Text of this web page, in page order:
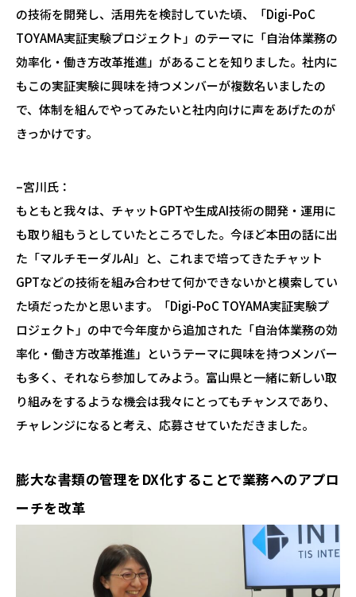
の技術を開発し、活用先を検討していた頃、「Digi-PoC
TOYAMA実証実験プロジェクト」のテーマに「自治体業務の
効率化・働き方改革推進」があることを知りました。社内に
もこの実証実験に興味を持つメンバーが複数名いましたの
で、体制を組んでやってみたいと社内向けに声をあげたのが
きっかけです。
–宮川氏：
もともと我々は、チャットGPTや生成AI技術の開発・運用に
も取り組もうとしていたところでした。今ほど本田の話に出
た「マルチモーダルAI」と、これまで培ってきたチャット
GPTなどの技術を組み合わせて何かできないかと模索してい
た頃だったかと思います。「Digi-PoC TOYAMA実証実験プ
ロジェクト」の中で今年度から追加された「自治体業務の効
率化・働き方改革推進」というテーマに興味を持つメンバー
も多く、それなら参加してみよう。富山県と一緒に新しい取
り組みをするような機会は我々にとってもチャンスであり、
チャレンジになると考え、応募させていただきました。
膨大な書類の管理をDX化することで業務へのアプロ
ーチを改革